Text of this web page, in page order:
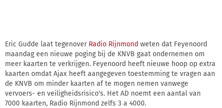
Eric Gudde laat tegenover Radio Rijnmond weten dat Feyenoord
maandag een nieuwe poging bij de KNVB gaat ondernemen om
meer kaarten te verkrijgen. Feyenoord heeft nieuwe hoop op extra
kaarten omdat Ajax heeft aangegeven toestemming te vragen aan
de KNVB om minder kaarten af te mogen nemen vanwege
vervoers- en veiligheidsrisico's. Het AD noemt een aantal van
7000 kaarten, Radio Rijnmond zelfs 3 a 4000.